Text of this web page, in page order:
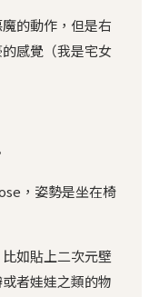
的動作，但是右
感覺（我是宅女
，姿勢是坐在椅
如貼上二次元壁
者娃娃之類的物